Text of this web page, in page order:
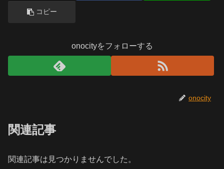
コピー
onocityをフォローする
onocity
関連記事
関連記事は見つかりませんでした。